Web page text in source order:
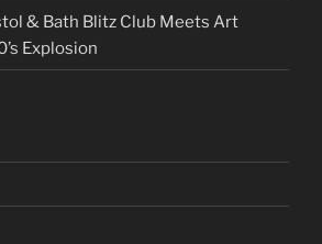
& Bath Blitz Club Meets Art
Explosion